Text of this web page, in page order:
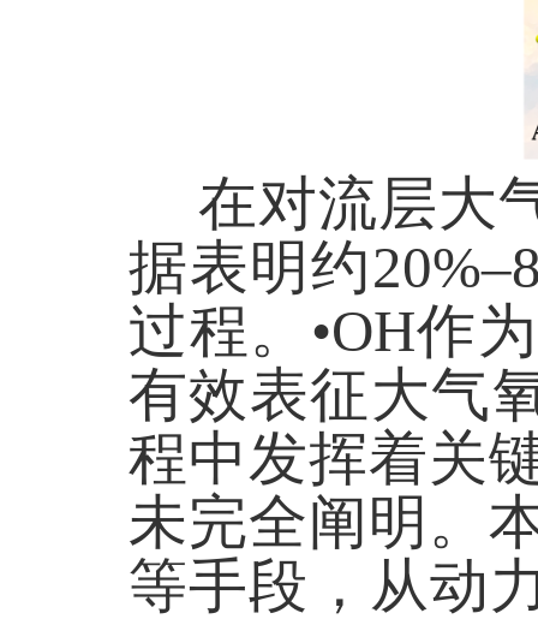
在对流层大
据表明约
过程。•OH作
有效表征大气
程中发挥着关
未完全阐明。
等手段，从动